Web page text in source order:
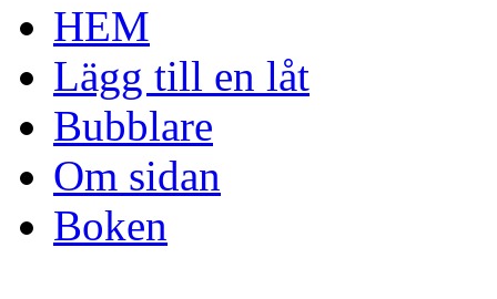
HEM
Lägg till en låt
Bubblare
Om sidan
Boken